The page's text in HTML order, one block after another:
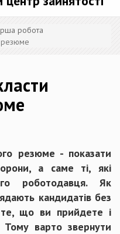
робота
резюме
резюме - показати
а саме ті, які
роботодавця. Як
кандидатів без
те, що ви прийдете і
варто звернути